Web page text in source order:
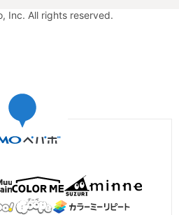
Inc. All rights reserved.